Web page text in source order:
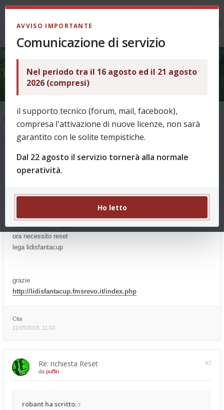
richiesta Reset
Indice
3 messaggi
fatto entrare in lega,
ora necessito reset
lega lidisfantacup
grazie
http://lidisfantacup.fmsrevo.it/index.php
Cita
11/09/2019, 11:43
Re: richiesta Reset #2
da puffin
robant ha scritto: ↑
AVVISO IMPORTANTE
Comunicazione di servizio
Nel periodo tra il 16 agosto ed il 21 agosto
2026 (compresi)
il supporto tecnico (forum, mail, facebook),
compresa l'attivazione di nuove licenze, non sarà
garantito con le solite tempistiche.
Dal 22 agosto il servizio tornerà alla normale
operatività.
Ho letto